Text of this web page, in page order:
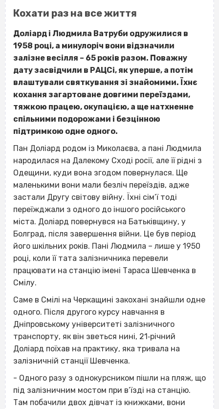
Кохати раз на все життя
Доліард і Людмила Ватруби одружилися в
1958 році, а минулоріч вони відзначили
залізне весілля – 65 років разом. Поважну
дату засвідчили в РАЦСі, як уперше, а потім
влаштували святкування зі знайомими. Їхнє
кохання загартоване довгими переїздами,
тяжкою працею, окупацією, а ще натхненне
спільними подорожами і безцінною
підтримкою одне одного.
Пан Доліард родом із Миколаєва, а пані Людмила
народилася на Далекому Сході росії, але її рідні з
Одещини, куди вона згодом повернулася. Ще
маленькими вони мали безліч переїздів, адже
застали Другу світову війну. Їхні сім’ї тоді
переїжджали з одного до іншого російського
міста. Доліард повернувся на Батьківщину, у
Болград, після завершення війни. Це був період
його шкільних років. Пані Людмила – лише у 1950
році, коли її тата залізничника перевели
працювати на станцію імені Тараса Шевченка в
Смілу.
Саме в Смілі на Черкащині закохані знайшли одне
одного. Після другого курсу навчання в
Дніпровському університеті залізничного
транспорту, як він зветься нині, 21‐річний
Доліард поїхав на практику, яка тривала на
залізничній станції Шевченка.
- Одного разу з однокурсником пішли на пляж, що
під залізничним мостом при в’їзді на станцію.
Там побачили двох дівчат із книжками, вони